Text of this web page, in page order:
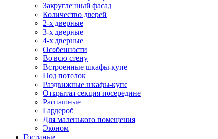
Закругленный фасад
Количество дверей
2-х дверные
3-х дверные
4-х дверные
Особенности
Во всю стену
Встроенные шкафы-купе
Под потолок
Раздвижные шкафы-купе
Открытая секция посередине
Распашные
Гардероб
Для маленького помещения
Эконом
Гостиные